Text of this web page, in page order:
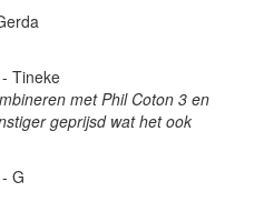
Tineke
met Phil Coton 3 en
geprijsd wat het ook
G